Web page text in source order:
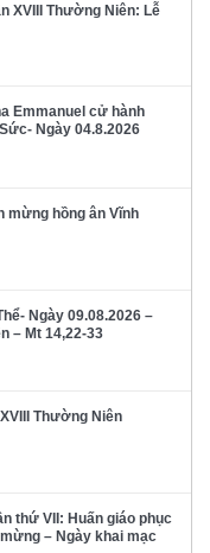
XVIII Thường Niên: Lễ
Emmanuel cử hành
Ngày 04.8.2026
mừng hồng ân Vĩnh
Ngày 09.08.2026 –
– Mt 14,22-33
Thường Niên
thứ VII: Huấn giáo phục
– Ngày khai mạc